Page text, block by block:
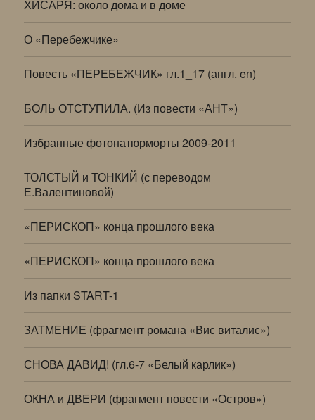
ХИСАРЯ: около дома и в доме
О «Перебежчике»
Повесть «ПЕРЕБЕЖЧИК» гл.1_17 (англ. en)
БОЛЬ ОТСТУПИЛА. (Из повести «АНТ»)
Избранные фотонатюрморты 2009-2011
ТОЛСТЫЙ и ТОНКИЙ (с переводом
Е.Валентиновой)
«ПЕРИСКОП» конца прошлого века
«ПЕРИСКОП» конца прошлого века
Из папки START-1
ЗАТМЕНИЕ (фрагмент романа «Вис виталис»)
СНОВА ДАВИД! (гл.6-7 «Белый карлик»)
ОКНА и ДВЕРИ (фрагмент повести «Остров»)